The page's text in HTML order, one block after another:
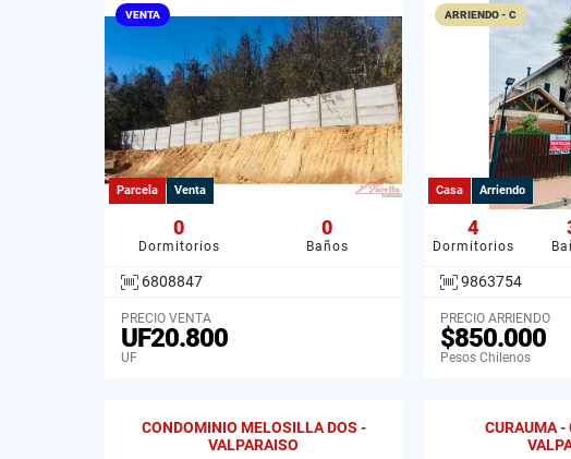
VENTA
Parcela Venta
0
Dormitorios
0
Baños
6808847
PRECIO VENTA
UF20.800
UF
ARRIENDO - C
Casa Arriendo
4
Dormitorios
9863754
PRECIO ARRIENDO
$850.000
Pesos Chilenos
CONDOMINIO MELOSILLA DOS -
VALPARAISO
CURAUMA -